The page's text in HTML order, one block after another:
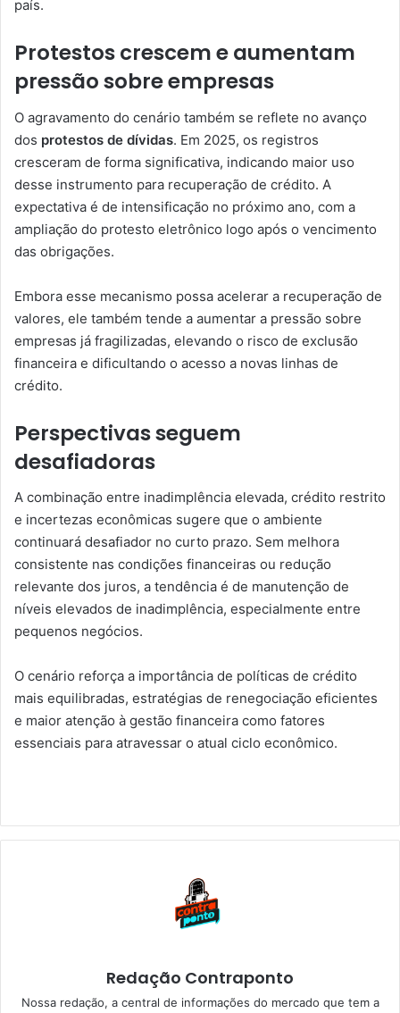
país.
Protestos crescem e aumentam
pressão sobre empresas
O agravamento do cenário também se reflete no avanço
dos protestos de dívidas. Em 2025, os registros
cresceram de forma significativa, indicando maior uso
desse instrumento para recuperação de crédito. A
expectativa é de intensificação no próximo ano, com a
ampliação do protesto eletrônico logo após o vencimento
das obrigações.
Embora esse mecanismo possa acelerar a recuperação de
valores, ele também tende a aumentar a pressão sobre
empresas já fragilizadas, elevando o risco de exclusão
financeira e dificultando o acesso a novas linhas de
crédito.
Perspectivas seguem
desafiadoras
A combinação entre inadimplência elevada, crédito restrito
e incertezas econômicas sugere que o ambiente
continuará desafiador no curto prazo. Sem melhora
consistente nas condições financeiras ou redução
relevante dos juros, a tendência é de manutenção de
níveis elevados de inadimplência, especialmente entre
pequenos negócios.
O cenário reforça a importância de políticas de crédito
mais equilibradas, estratégias de renegociação eficientes
e maior atenção à gestão financeira como fatores
essenciais para atravessar o atual ciclo econômico.
Redação Contraponto
Nossa redação, a central de informações do mercado que tem a